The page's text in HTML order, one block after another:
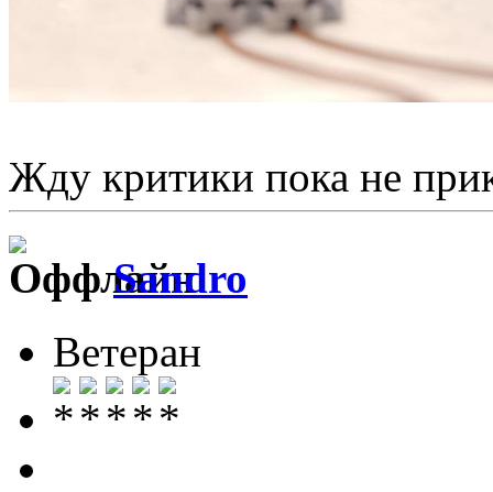
Жду критики пока не
Sandro
Ветеран